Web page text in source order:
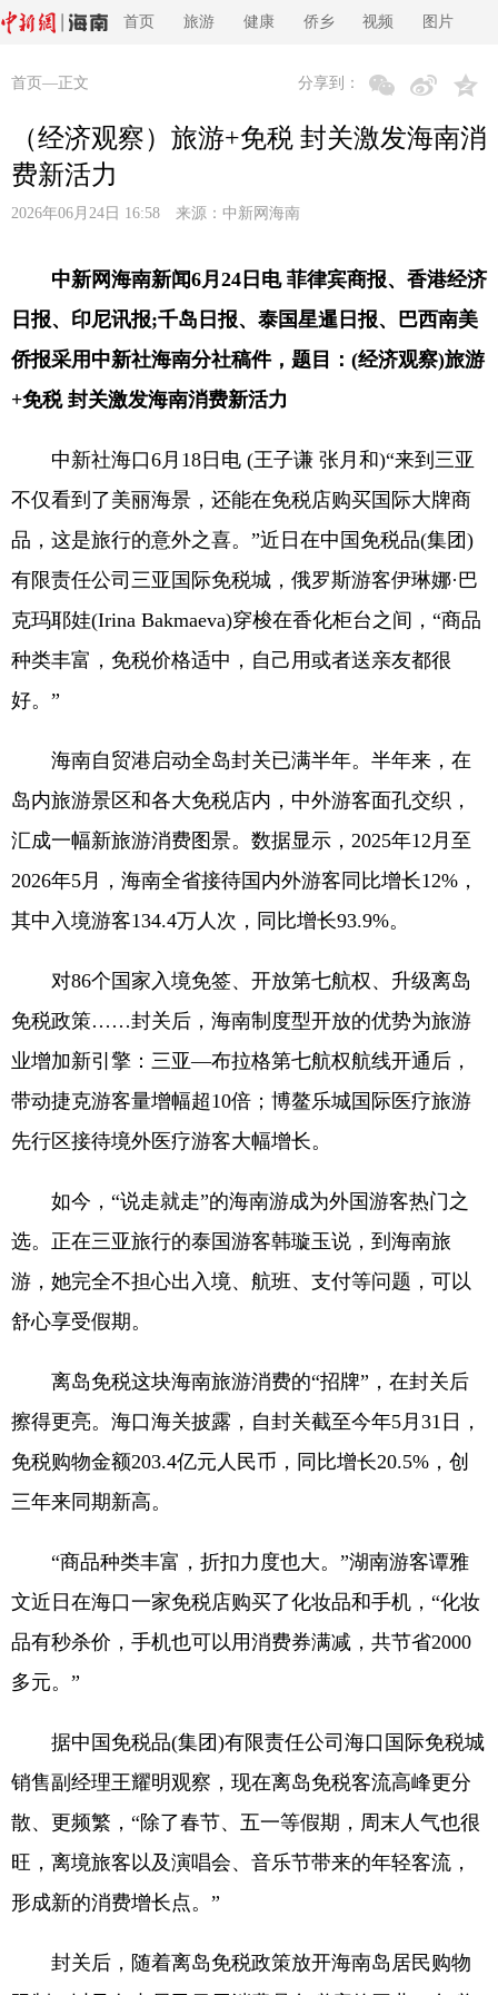
首页 旅游 健康 侨乡 视频 图片
首页 —正文 分享到：
（经济观察）旅游+免税 封关激发海南消
费新活力
2026年06月24日 16:58 来源： 中新网海南
中新网海南新闻6月24日电 菲律宾商报、香港经济
日报、印尼讯报;千岛日报、泰国星暹日报、巴西南美
侨报采用中新社海南分社稿件，题目：(经济观察)旅游
+免税 封关激发海南消费新活力
中新社海口6月18日电 (王子谦 张月和)“来到三亚
不仅看到了美丽海景，还能在免税店购买国际大牌商
品，这是旅行的意外之喜。”近日在中国免税品(集团)
有限责任公司三亚国际免税城，俄罗斯游客伊琳娜·巴
克玛耶娃(Irina Bakmaeva)穿梭在香化柜台之间，“商品
种类丰富，免税价格适中，自己用或者送亲友都很
好。”
海南自贸港启动全岛封关已满半年。半年来，在
岛内旅游景区和各大免税店内，中外游客面孔交织，
汇成一幅新旅游消费图景。数据显示，2025年12月至
2026年5月，海南全省接待国内外游客同比增长12%，
其中入境游客134.4万人次，同比增长93.9%。
对86个国家入境免签、开放第七航权、升级离岛
免税政策……封关后，海南制度型开放的优势为旅游
业增加新引擎：三亚—布拉格第七航权航线开通后，
带动捷克游客量增幅超10倍；博鳌乐城国际医疗旅游
先行区接待境外医疗游客大幅增长。
如今，“说走就走”的海南游成为外国游客热门之
选。正在三亚旅行的泰国游客韩璇玉说，到海南旅
游，她完全不担心出入境、航班、支付等问题，可以
舒心享受假期。
离岛免税这块海南旅游消费的“招牌”，在封关后
擦得更亮。海口海关披露，自封关截至今年5月31日，
免税购物金额203.4亿元人民币，同比增长20.5%，创
三年来同期新高。
“商品种类丰富，折扣力度也大。”湖南游客谭雅
文近日在海口一家免税店购买了化妆品和手机，“化妆
品有秒杀价，手机也可以用消费券满减，共节省2000
多元。”
据中国免税品(集团)有限责任公司海口国际免税城
销售副经理王耀明观察，现在离岛免税客流高峰更分
散、更频繁，“除了春节、五一等假期，周末人气也很
旺，离境旅客以及演唱会、音乐节带来的年轻客流，
形成新的消费增长点。”
封关后，随着离岛免税政策放开海南岛居民购物